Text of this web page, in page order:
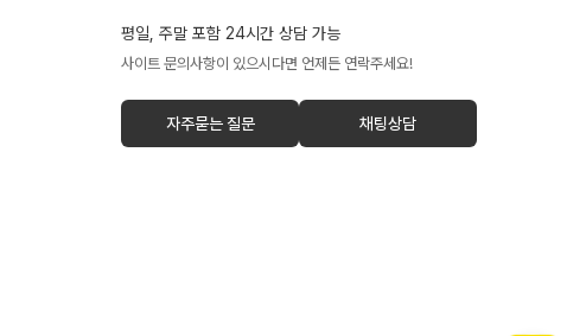
평일, 주말 포함 24시간 상담 가능
사이트 문의사항이 있으시다면 언제든 연락주세요!
자주묻는 질문 채팅상담